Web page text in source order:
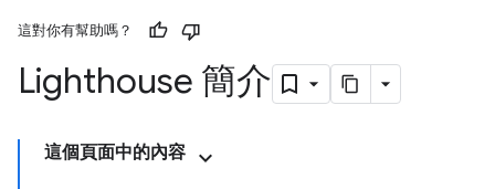
這對你有幫助嗎？
Lighthouse 簡介
這個頁面中的內容